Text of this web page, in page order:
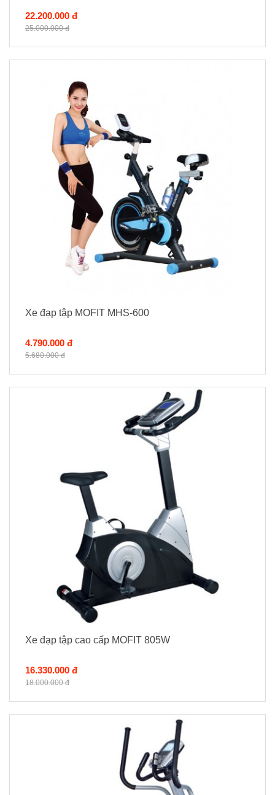
22.200.000 đ
25.000.000 đ
Xe đạp tập MOFIT MHS-600
4.790.000 đ
5.680.000 đ
Xe đạp tập cao cấp MOFIT 805W
16.330.000 đ
18.000.000 đ